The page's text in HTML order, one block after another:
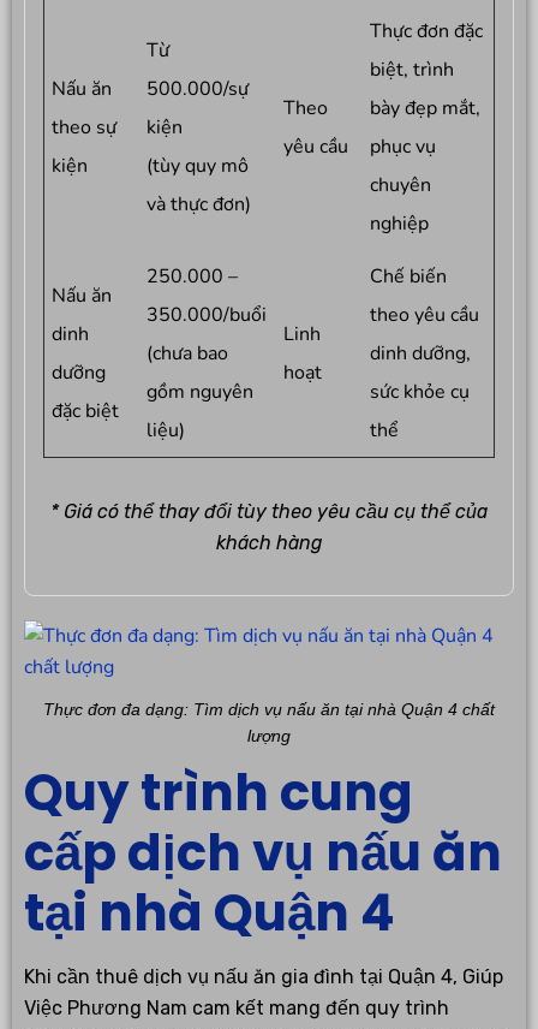
Nấu ăn
theo sự
kiện
Từ
500.000/sự
kiện
(tùy quy mô
và thực đơn)
Theo
yêu cầu
Thực đơn đặc
biệt, trình
bày đẹp mắt,
phục vụ
chuyên
nghiệp
Nấu ăn
dinh
dưỡng
đặc biệt
250.000 –
350.000/buổi
(chưa bao
gồm nguyên
liệu)
Linh
hoạt
Chế biến
theo yêu cầu
dinh dưỡng,
sức khỏe cụ
thể
* Giá có thể thay đổi tùy theo yêu cầu cụ thể của
khách hàng
Thực đơn đa dạng: Tìm dịch vụ nấu ăn tại nhà Quận 4 chất
lượng
Quy trình cung
cấp dịch vụ nấu ăn
tại nhà Quận 4
Khi cần thuê dịch vụ nấu ăn gia đình tại Quận 4, Giúp
Việc Phương Nam cam kết mang đến quy trình